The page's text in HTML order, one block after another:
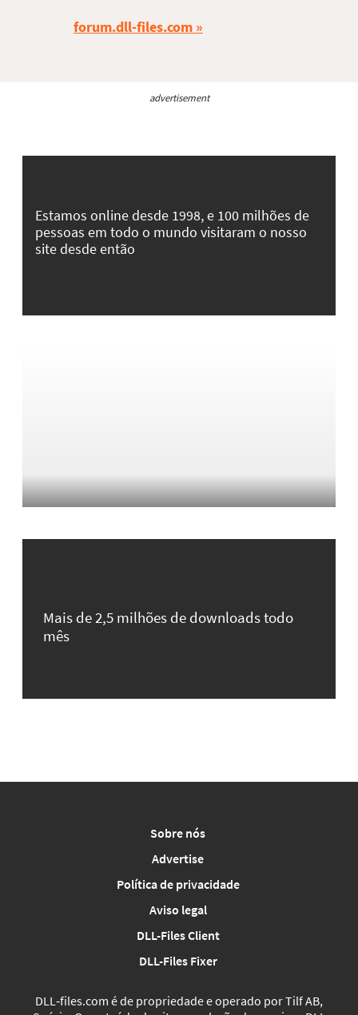
forum.dll-files.com
advertisement
Estamos online desde 1998, e 100 milhões de
pessoas em todo o mundo visitaram o nosso
site desde então
Mais de 2,5 milhões de downloads todo
mês
Sobre nós
Advertise
Política de privacidade
Aviso legal
DLL-Files Client
DLL-Files Fixer
DLL‑files.com é de propriedade e operado por Tilf AB,